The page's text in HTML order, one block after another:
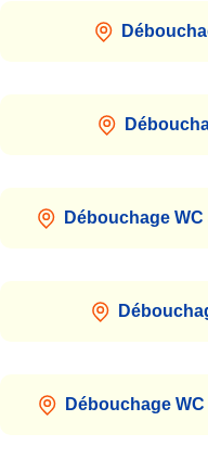
Débouchage
Débouchage